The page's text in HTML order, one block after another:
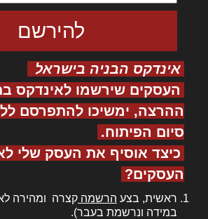
אינדקס הבניה בישראל
העסקים שירשמו לאינדקס
ההרצה, ימשיכו להתפרסם
סיום הפיתוח.
כיצד אוסיף את העסק שלי
העסקים?
ראשית, בצע הרשמה קצרה ומהירה
במידה ונרשמת בעבר).